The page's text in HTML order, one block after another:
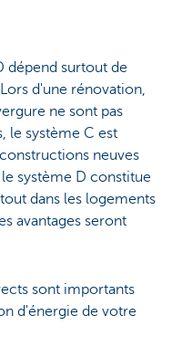
dépend surtout de
d'une rénovation,
ne sont pas
le système C est
neuves
système D constitue
dans les logements
avantages seront
sont importants
d'énergie de votre